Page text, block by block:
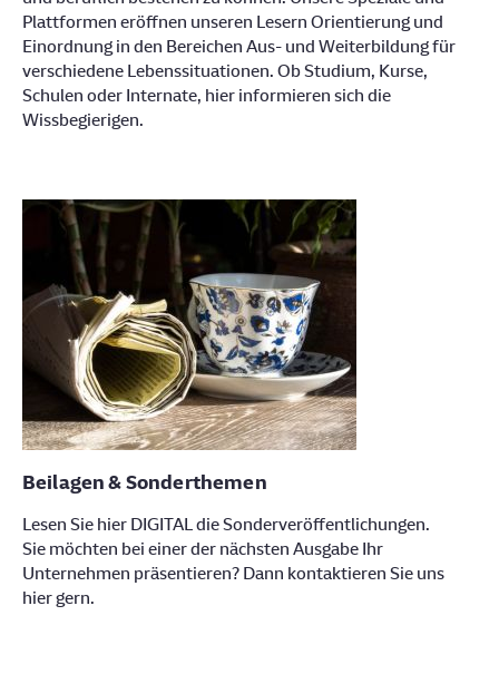
Plattformen eröffnen unseren Lesern Orientierung und
Einordnung in den Bereichen Aus- und Weiterbildung für
verschiedene Lebenssituationen. Ob Studium, Kurse,
Schulen oder Internate, hier informieren sich die
Wissbegierigen.
Beilagen & Sonderthemen
Lesen Sie hier DIGITAL die Sonderveröffentlichungen.
Sie möchten bei einer der nächsten Ausgabe Ihr
Unternehmen präsentieren? Dann kontaktieren Sie uns
hier gern.